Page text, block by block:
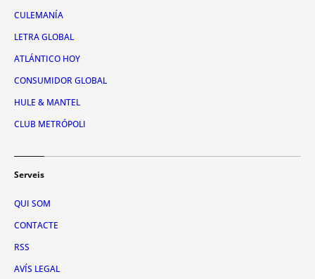
CULEMANÍA
LETRA GLOBAL
ATLÁNTICO HOY
CONSUMIDOR GLOBAL
HULE & MANTEL
CLUB METRÓPOLI
Serveis
QUI SOM
CONTACTE
RSS
AVÍS LEGAL